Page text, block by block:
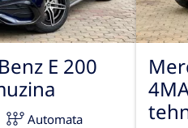
E 200
Automata